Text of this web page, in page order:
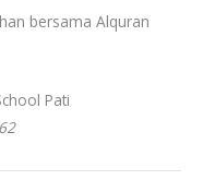
bersama Alquran
Pati